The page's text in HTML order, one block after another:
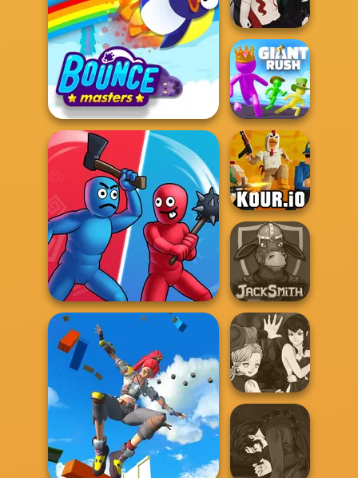
Bouncemasters
Who Dies Last
Simulator
Casual Magic
Maker 2.0
Giant Rush!
Kour.io
Jacksmith
Manga Creator
Vampire Hunter
P...